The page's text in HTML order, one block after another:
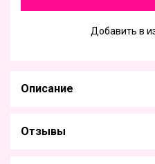
Добавить в
Описание
Отзывы